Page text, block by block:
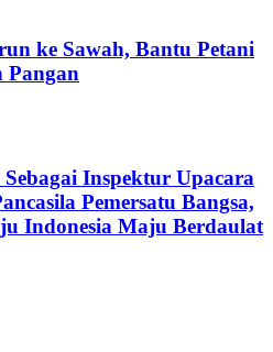
ke Sawah, Bantu Petani
Pangan
Inspektur Upacara
Pemersatu Bangsa,
Indonesia Maju Berdaulat